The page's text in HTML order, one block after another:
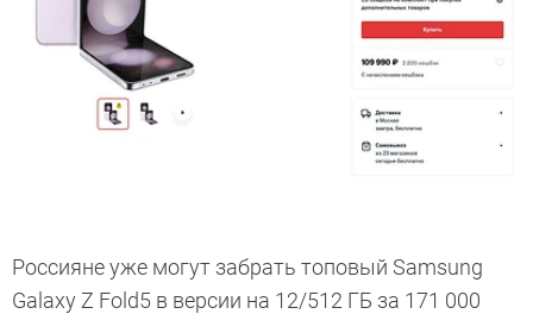
Россияне уже могут забрать топовый Samsung
Galaxy Z Fold5 в версии на 12/512 ГБ за 171 000